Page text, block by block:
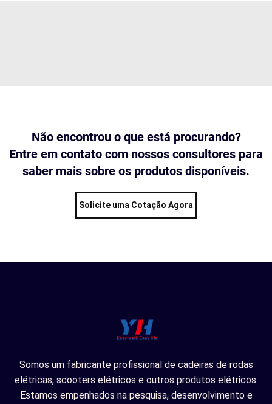
Não encontrou o que está procurando?
Entre em contato com nossos consultores para
saber mais sobre os produtos disponíveis.
Solicite uma Cotação Agora
Somos um fabricante profissional de cadeiras de rodas
elétricas, scooters elétricos e outros produtos elétricos.
Estamos empenhados na pesquisa, desenvolvimento e